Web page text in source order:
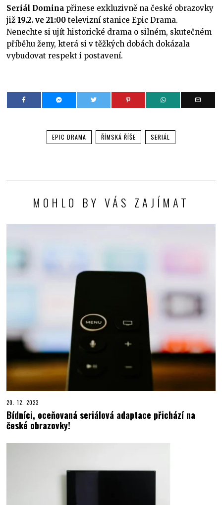
Seriál Domina přinese exkluzivně na české obrazovky
již19.2. ve 21:00 televizní stanice Epic Drama.
Nenechte si ujít historické drama o silném, skutečném
příběhu ženy, která si v těžkých dobách dokázala
vybudovat respekt i postavení.
EPIC DRAMA ŘÍMSKÁ ŘÍŠE SERIÁL
MOHLO BY VÁS ZAJÍMAT
20. 12. 2023
Bídníci, oceňovaná seriálová adaptace přichází na
české obrazovky!